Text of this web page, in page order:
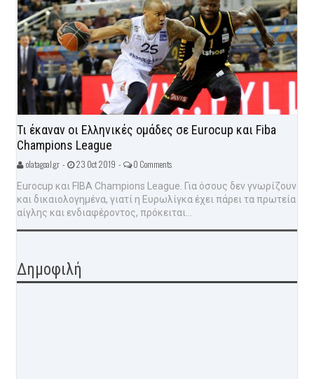
Τι έκαναν οι Ελληνικές ομάδες σε Eurocup και Fiba
Champions League
olatagoal.gr - 23 Oct 2019 - 0 Comments
Eurocup και FIBA Champions League. Για όσους δεν γνωρίζουν
και δικαιολογημένα, γιατί η Ευρωλίγκα έχει πάρει τα πρωτεία
αίγλης και ενδιαφέροντος, πρόκειται...
Δημοφιλή